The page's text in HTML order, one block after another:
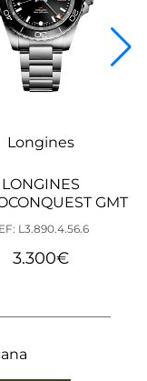
Longines
LONGINES
GMT
L3.890.4.56.6
3.300€